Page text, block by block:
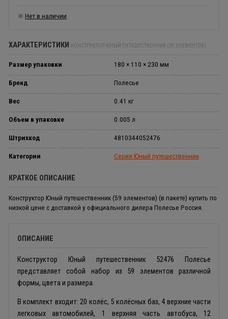
Нет в наличии
ХАРАКТЕРИСТИКИ КОНСТРУКТОР ЮНЫЙ ПУТЕШЕСТВЕННИК (59 ЭЛЕМЕНТОВ)
Размер упаковки 180 × 110 × 230 мм
Бренд Полесье
Вес 0.41 кг
Объем в упаковке 0.005 л
Штрихкод 4810344052476
Категории Серия Юный путешественник
КРАТКОЕ ОПИСАНИЕ
Конструктор Юный путешественник (59 элементов) (в пакете) купить по
низкой цене с доставкой у официального дилера Полесье Россия.
ОПИСАНИЕ
Конструктор Юный путешественник 52476 Полесье
представляет собой набор из 59 элементов различной
формы, цвета и размера.
В комплект входит: 20 колёс, 5 колёсных баз, 4 верхние части
легковых автомобилей, 1 верхняя часть автобуса, 12